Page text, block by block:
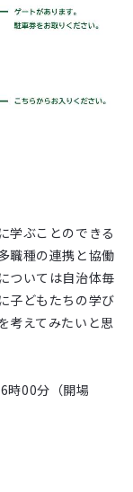
学ぶことのできる
職種の連携と協働
ついては自治体毎
子どもたちの学び
考えてみたいと思
時00分（開場